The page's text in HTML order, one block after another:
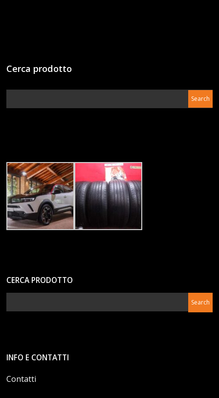
Cerca prodotto
CERCA PRODOTTO
INFO E CONTATTI
Contatti